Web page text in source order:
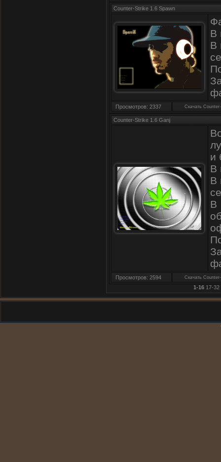
Counter-Strike 1.6 Spawn
В
В
Просмотров: 2337 Скачать
Counter-Strike 1.6 Ganj
и
В
В
В
Просмотров: 2594 Скачать
1-16 17-32